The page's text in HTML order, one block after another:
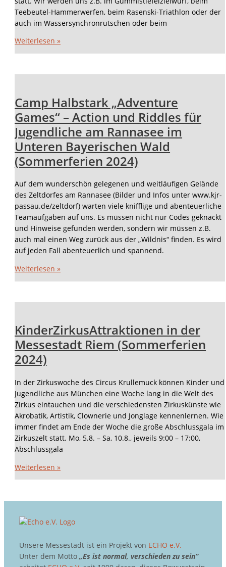
Teebeutel-Hammerwerfen, beim Rasenski-Triathlon oder der
auch im Wassersynchronrutschen oder beim
Weiterlesen »
Camp Halbstark „Adventure
Games“ – Action und Riddles für
Jugendliche am Rannasee im
Unteren Bayerischen Wald
(Sommerferien 2024)
Auf dem wunderschön gelegenen und weitläufigen Gelände
des Zeltdorfes am Rannasee (Bilder und Infos unter www.kjr-
passau.de/zeltdorf) warten viele knifflige und abenteuerliche
Teamaufgaben auf uns. Es müssen nicht nur Codes geknackt
und Hinweise gefunden werden, sondern wir müssen z.B.
auch mal einen Weg zurück aus der „Wildnis“ finden. Es wird
auf jeden Fall abenteuerlich und spannend.
Weiterlesen »
KinderZirkusAttraktionen in der
Messestadt Riem (Sommerferien
2024)
In der Zirkuswoche des Circus Krullemuck können Kinder und
Jugendliche aus München eine Woche lang in die Welt des
Zirkus eintauchen und die verschiedensten Zirkuskünste wie
Akrobatik, Artistik, Clownerie und Jonglage kennenlernen. Wie
immer findet am Ende der Woche die große Abschlussgala im
Zirkuszelt statt. Mo, 5.8. – Sa, 10.8., jeweils 9:00 – 17:00,
Abschlussgala
Weiterlesen »
Unsere Messestadt ist ein Projekt von ECHO e.V.
Unter dem Motto „Es ist normal, verschieden zu sein“